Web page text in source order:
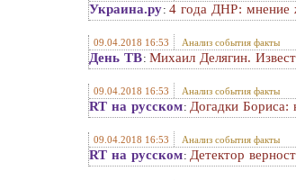
Украина.ру: 4 года ДНР: мнение
09.04.2018 16:53 Анализ события факты
День ТВ: Михаил Делягин.
09.04.2018 16:53 Анализ события факты
RT на русском: Догадки Бориса:
09.04.2018 16:53 Анализ события факты
RT на русском: Детектор